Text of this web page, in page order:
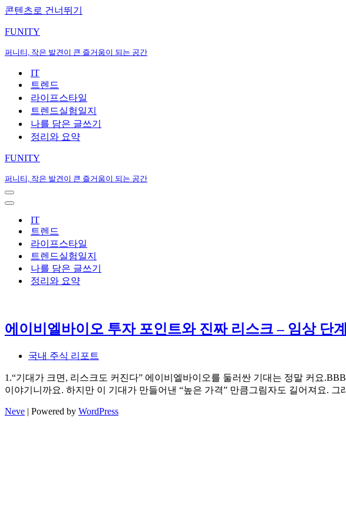
콘텐츠로 건너뛰기
FUNITY
퍼니티, 작은 발견이 큰 즐거움이 되는 공간
IT
트렌드
라이프스타일
트렌드실험일지
나를 담은 글쓰기
정리와 요약
FUNITY
퍼니티, 작은 발견이 큰 즐거움이 되는 공간
내
비
내
IT
트렌드
라이프스타일
트렌드실험일지
나를 담은 글쓰기
정리와 요약
에이비엘바이오 투자 포인트와 진짜 리스크 – 임상 단
국내 주식 리포트
1.“기대가 크면, 리스크도 커진다” 에이비엘바이오를 둘러싼 기대는 정말 커요
이야기니까요. 하지만 이 기대가 만들어낸 “높은 가격” 만큼그림자도 길어져요. 그
Neve | Powered by WordPress